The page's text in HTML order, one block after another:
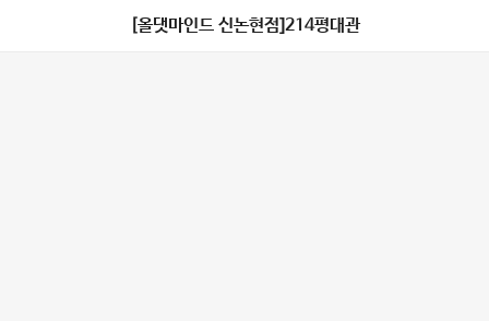
[올댓마인드 신논현점]214평대관